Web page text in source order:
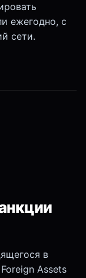
ежегодно, с
сети.
в
Assets